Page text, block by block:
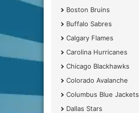
Boston Bruins
Buffalo Sabres
Calgary Flames
Carolina Hurricanes
Chicago Blackhawks
Colorado Avalanche
Columbus Blue Jackets
Dallas Stars